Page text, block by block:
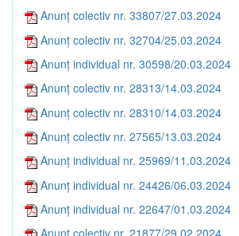
Anunț colectiv nr. 33807/27.03.2024
Anunț colectiv nr. 32704/25.03.2024
Anunț individual nr. 30598/20.03.2024
Anunț colectiv nr. 28313/14.03.2024
Anunț colectiv nr. 28310/14.03.2024
Anunț colectiv nr. 27565/13.03.2024
Anunț individual nr. 25969/11.03.2024
Anunț individual nr. 24426/06.03.2024
Anunț individual nr. 22647/01.03.2024